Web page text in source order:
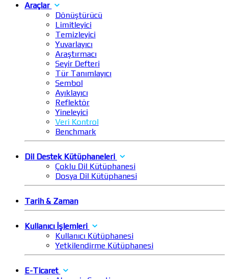
Araçlar
Dönüştürücü
Limitleyici
Temizleyici
Yuvarlayıcı
Araştırmacı
Seyir Defteri
Tür Tanımlayıcı
Sembol
Ayıklayıcı
Reflektör
Yineleyici
Veri Kontrol
Benchmark
Dil Destek Kütüphaneleri
Çoklu Dil Kütüphanesi
Dosya Dil Kütüphanesi
Tarih & Zaman
Kullanıcı İşlemleri
Kullanıcı Kütüphanesi
Yetkilendirme Kütüphanesi
E-Ticaret